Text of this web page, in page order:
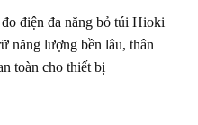
điện đa năng bỏ túi Hioki
năng lượng bền lâu, thân
toàn cho thiết bị